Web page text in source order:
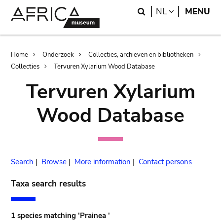
Search
NL LANGUAGE
MENU
Breadcrumb
Home Onderzoek
Collecties, archieven en bibliotheken
Collecties
Tervuren Xylarium Wood Database
Tervuren Xylarium
Wood Database
Search | Browse | More information | Contact persons
Taxa search results
1 species matching 'Prainea '